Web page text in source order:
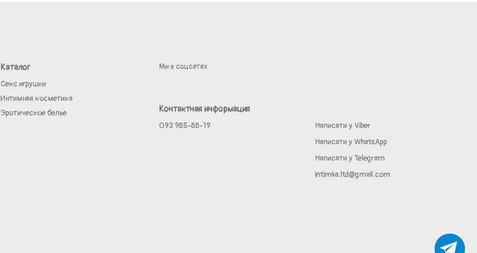
Каталог
Секс игрушки
Интимная косметика
Эротическое белье
Мы в соцсетях
Контактная информация
093 985-88-19
Написати у Viber
Написати у WhatsApp
Написати у Telegram
intimka.ltd@gmail.com